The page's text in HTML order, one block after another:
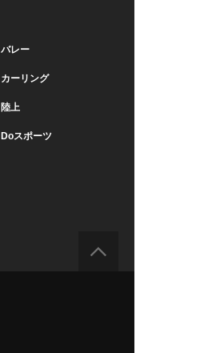
バレー
カーリング
陸上
Doスポーツ